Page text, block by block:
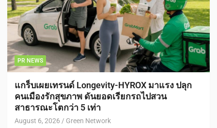
PR NEWS
แกร็บเผยเทรนด์ Longevity-HYROX มาแรง ปลุก
คนเมืองรักสุขภาพ ดันยอดเรียกรถไปสวน
สาธารณะโตกว่า 5 เท่า
August 6, 2026 Green Network